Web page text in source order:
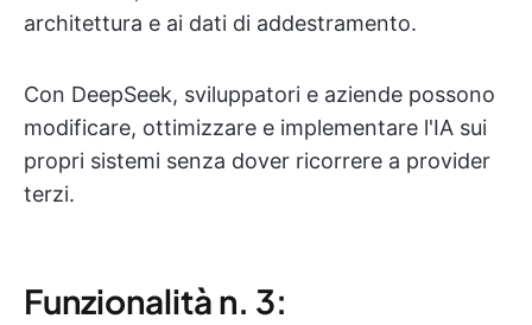
architettura e ai dati di addestramento.
Con DeepSeek, sviluppatori e aziende possono
modificare, ottimizzare e implementare l'IA sui
propri sistemi senza dover ricorrere a provider
terzi.
Funzionalità n. 3: